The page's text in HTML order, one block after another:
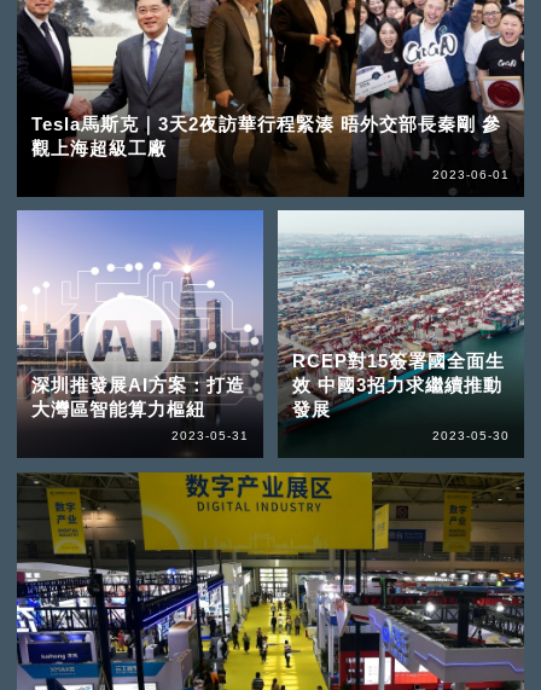
Tesla馬斯克｜3天2夜訪華行程緊湊 晤外交部長秦剛 參
觀上海超級工廠
2023-06-01
深圳推發展AI方案：打造
大灣區智能算力樞紐
2023-05-31
RCEP對15簽署國全面生
效 中國3招力求繼續推動
發展
2023-05-30